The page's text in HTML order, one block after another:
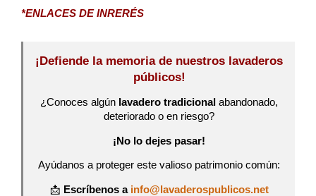
*ENLACES DE INRERÉS
¡Defiende la memoria de nuestros lavaderos
públicos!
¿Conoces algún lavadero tradicional abandonado,
deteriorado o en riesgo?
¡No lo dejes pasar!
Ayúdanos a proteger este valioso patrimonio común:
📩 Escríbenos a info@lavaderospublicos.net